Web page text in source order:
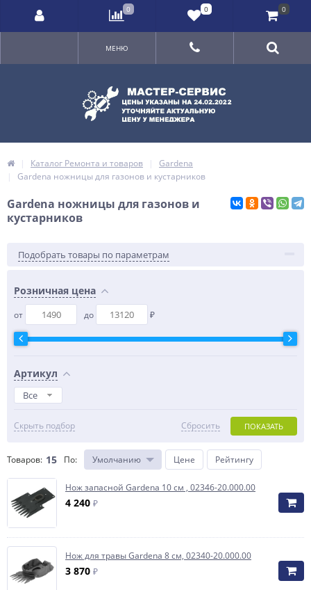
МЕНЮ
Каталог Ремонта и товаров
Gardena
Gardena ножницы для газонов и кустарников
Gardena ножницы для газонов и
кустарников
Подобрать товары по параметрам
Розничная цена
от до ₽
Артикул
Все
Скрыть подбор ПОКАЗАТЬ
Сбросить
Товаров: 15 По: Умолчанию Цене Рейтингу
Нож запасной Gardena 10 см , 02346-20.000.00
4 240 ₽
Нож для травы Gardena 8 см, 02340-20.000.00
3 870 ₽
0 0 0